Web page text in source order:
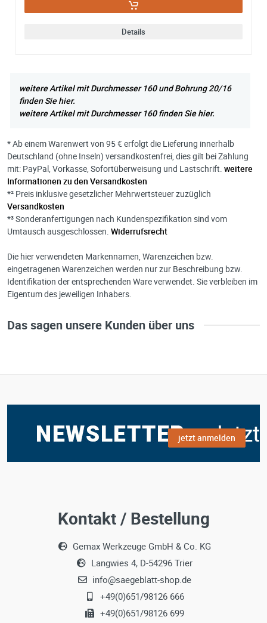
Details
weitere Artikel mit Durchmesser 160 und Bohrung 20/16
finden Sie hier.
weitere Artikel mit Durchmesser 160 finden Sie hier.
* Ab einem Warenwert von 95 € erfolgt die Lieferung innerhalb
Deutschland (ohne Inseln) versandkostenfrei, dies gilt bei Zahlung
mit: PayPal, Vorkasse, Sofortüberweisung und Lastschrift. weitere
Informationen zu den Versandkosten
*² Preis inklusive gesetzlicher Mehrwertsteuer zuzüglich
Versandkosten
*³ Sonderanfertigungen nach Kundenspezifikation sind vom
Umtausch ausgeschlossen. Widerrufsrecht
Die hier verwendeten Markennamen, Warenzeichen bzw.
eingetragenen Warenzeichen werden nur zur Beschreibung bzw.
Identifikation der entsprechenden Ware verwendet. Sie verbleiben im
Eigentum des jeweiligen Inhabers.
Das sagen unsere Kunden über uns
jetzt anmelden
Kontakt / Bestellung
Gemax Werkzeuge GmbH & Co. KG
Langwies 4, D-54296 Trier
info@saegeblatt-shop.de
+49(0)651/98126 666
+49(0)651/98126 699